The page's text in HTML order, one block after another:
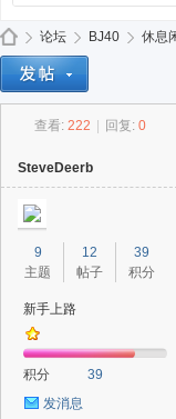
论坛
›
BJ40
›
休息
查看: 222 回复: 0
SteveDeerb
9
主题
12
帖子
39
积分
新手上路
积分
39
发消息